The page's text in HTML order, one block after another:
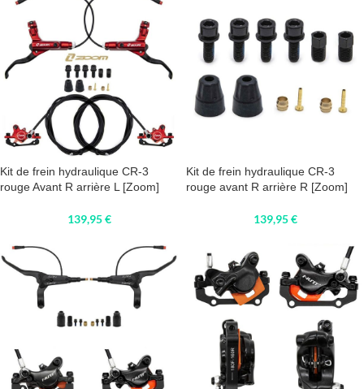
Kit de frein hydraulique CR-3
rouge Avant R arrière L [Zoom]
139,95€
Kit de frein hydraulique CR-3
rouge avant R arrière R [Zoom]
139,95€